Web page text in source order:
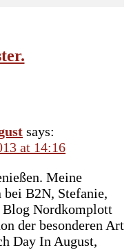
says:
at 14:16
Meine
B2N, Stefanie,
Nordkomplott
der besonderen Art
Day In August,